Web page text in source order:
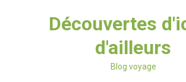
Découvertes
d'ailleurs
Blog voyage